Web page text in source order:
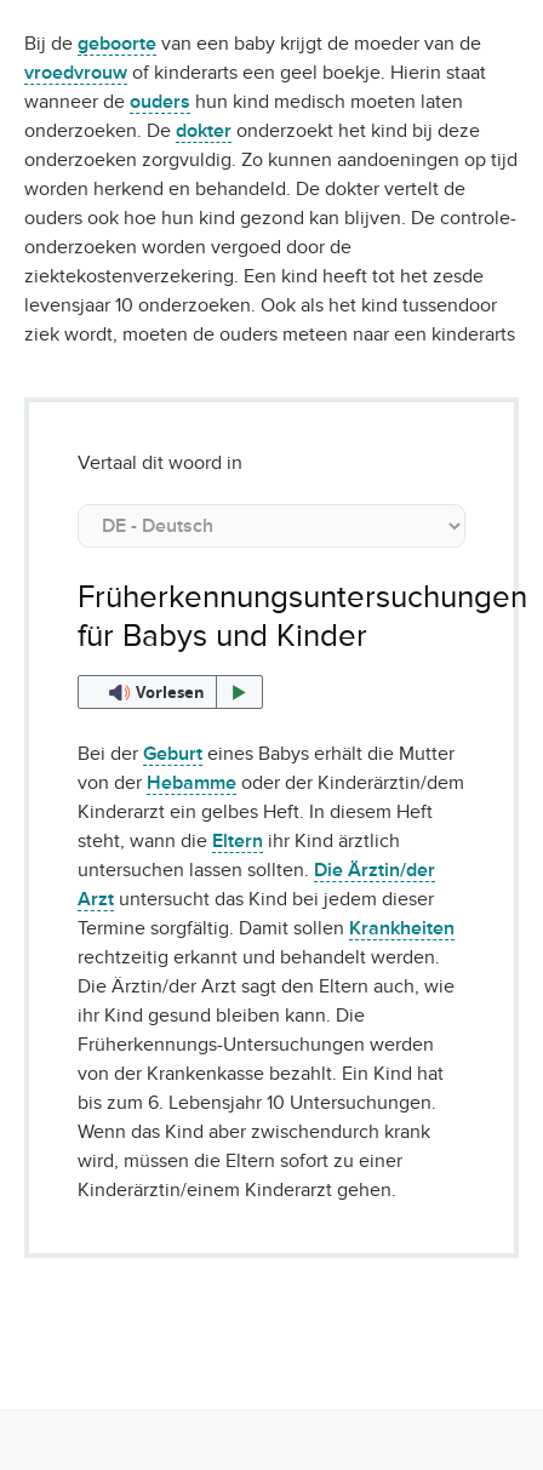
Bij de geboorte van een baby krijgt de moeder van de
vroedvrouw of kinderarts een geel boekje. Hierin staat
wanneer de ouders hun kind medisch moeten laten
onderzoeken. De dokter onderzoekt het kind bij deze
onderzoeken zorgvuldig. Zo kunnen aandoeningen op tijd
worden herkend en behandeld. De dokter vertelt de
ouders ook hoe hun kind gezond kan blijven. De controle-
onderzoeken worden vergoed door de
ziektekostenverzekering. Een kind heeft tot het zesde
levensjaar 10 onderzoeken. Ook als het kind tussendoor
ziek wordt, moeten de ouders meteen naar een kinderarts
Vertaal dit woord in
Früherkennungsuntersuchungen
für Babys und Kinder
Vorlesen
Bei der Geburt eines Babys erhält die Mutter
von der Hebamme oder der Kinderärztin/dem
Kinderarzt ein gelbes Heft. In diesem Heft
steht, wann die Eltern ihr Kind ärztlich
untersuchen lassen sollten. Die Ärztin/der
Arzt untersucht das Kind bei jedem dieser
Termine sorgfältig. Damit sollen Krankheiten
rechtzeitig erkannt und behandelt werden.
Die Ärztin/der Arzt sagt den Eltern auch, wie
ihr Kind gesund bleiben kann. Die
Früherkennungs-Untersuchungen werden
von der Krankenkasse bezahlt. Ein Kind hat
bis zum 6. Lebensjahr 10 Untersuchungen.
Wenn das Kind aber zwischendurch krank
wird, müssen die Eltern sofort zu einer
Kinderärztin/einem Kinderarzt gehen.